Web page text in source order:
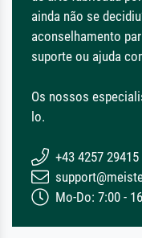
ainda não se
aconselhamento
suporte ou ajuda
Os nossos
lo.
+43 4257 29415
Mo-Do: 7:00 -